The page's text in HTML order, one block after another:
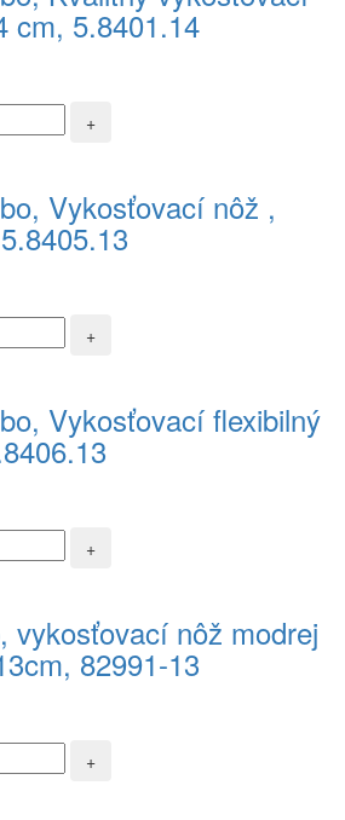
cm, 5.8401.14
Vykosťovací nôž ,
Vykosťovací flexibilný
vykosťovací nôž modrej
82991-13